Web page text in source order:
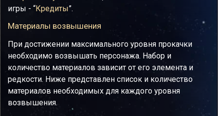
игры - “Кредиты”.
Материалы возвышения
При достижении максимального уровня прокачки
необходимо возвышать персонажа. Набор и
количество материалов зависит от его элемента и
редкости. Ниже представлен список и количество
материалов необходимых для каждого уровня
возвышения.